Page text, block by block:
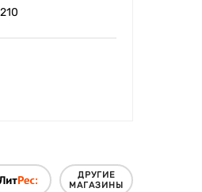
ДРУГИЕ
МАГАЗИНЫ